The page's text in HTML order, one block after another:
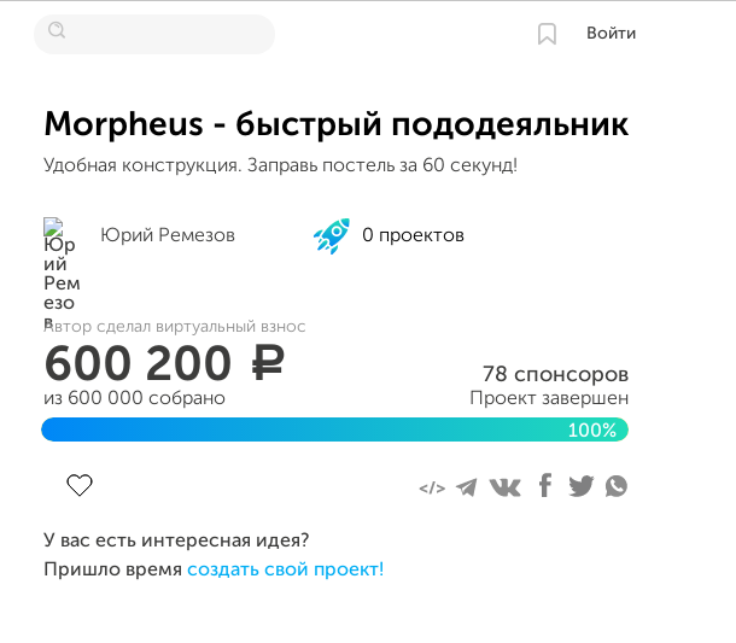
Войти
Morpheus - быстрый пододеяльник
Удобная конструкция. Заправь постель за 60 секунд!
Юрий Ремезов 0 проектов
Автор сделал виртуальный взнос
600 200 a
из 600 000 собрано
78 спонсоров
Проект завершен
100%
У вас есть интересная идея?
Пришло время создать свой проект!